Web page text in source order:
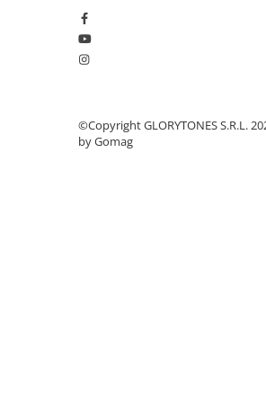
Instrumente si jucarii pentru copii
Instrumente traditionale
Accesorii Pick-up si Vinyl
©Copyright GLORYTONES S.R.L.
by Gomag